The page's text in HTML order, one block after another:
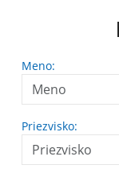
Meno:
Priezvisko: